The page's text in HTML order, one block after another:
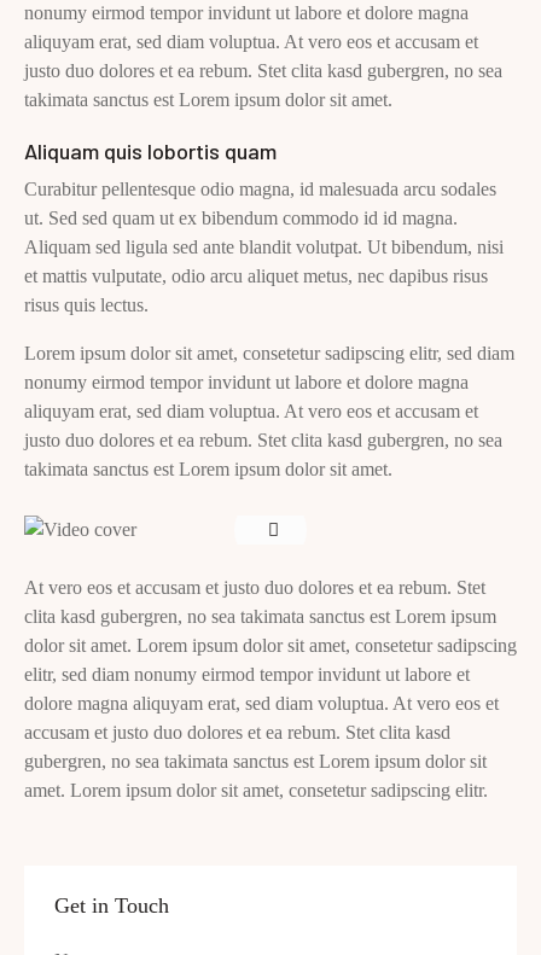
nonumy eirmod tempor invidunt ut labore et dolore magna
aliquyam erat, sed diam voluptua. At vero eos et accusam et
justo duo dolores et ea rebum. Stet clita kasd gubergren, no sea
takimata sanctus est Lorem ipsum dolor sit amet.
Aliquam quis lobortis quam
Curabitur pellentesque odio magna, id malesuada arcu sodales
ut. Sed sed quam ut ex bibendum commodo id id magna.
Aliquam sed ligula sed ante blandit volutpat. Ut bibendum, nisi
et mattis vulputate, odio arcu aliquet metus, nec dapibus risus
risus quis lectus.
Lorem ipsum dolor sit amet, consetetur sadipscing elitr, sed diam
nonumy eirmod tempor invidunt ut labore et dolore magna
aliquyam erat, sed diam voluptua. At vero eos et accusam et
justo duo dolores et ea rebum. Stet clita kasd gubergren, no sea
takimata sanctus est Lorem ipsum dolor sit amet.
At vero eos et accusam et justo duo dolores et ea rebum. Stet
clita kasd gubergren, no sea takimata sanctus est Lorem ipsum
dolor sit amet. Lorem ipsum dolor sit amet, consetetur sadipscing
elitr, sed diam nonumy eirmod tempor invidunt ut labore et
dolore magna aliquyam erat, sed diam voluptua. At vero eos et
accusam et justo duo dolores et ea rebum. Stet clita kasd
gubergren, no sea takimata sanctus est Lorem ipsum dolor sit
amet. Lorem ipsum dolor sit amet, consetetur sadipscing elitr.
Get in Touch